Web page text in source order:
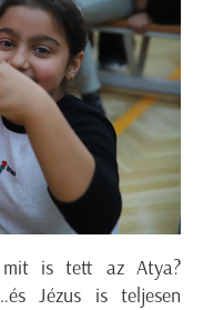
mit is tett az Atya?
Jézus is teljesen